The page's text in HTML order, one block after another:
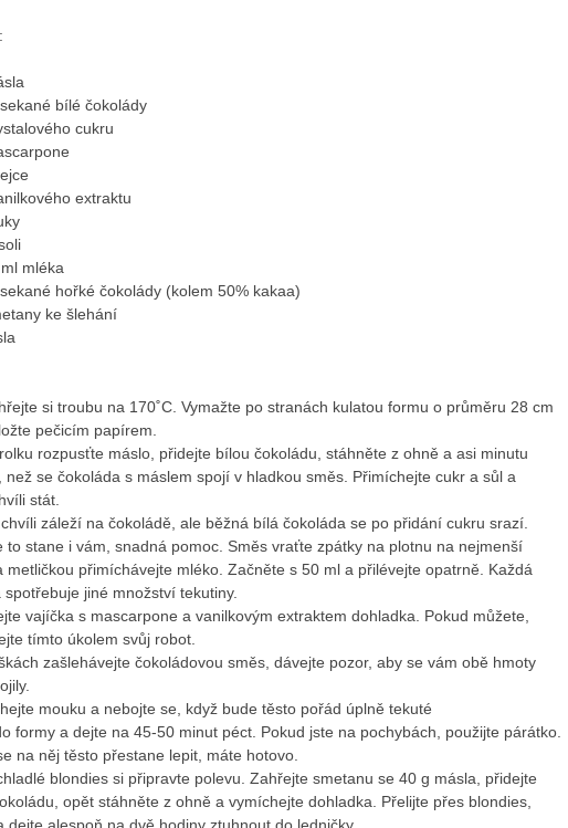
bílé čokolády
cukru
extraktu
mléka
hořké čokolády (kolem 50% kakaa)
ke šlehání
si troubu na 170˚C. Vymažte po stranách kulatou formu o průměru 28 cm
pečicím papírem.
rozpusťte máslo, přidejte bílou čokoládu, stáhněte z ohně a asi minutu
než se čokoláda s máslem spojí v hladkou směs. Přimíchejte cukr a sůl a
stát.
záleží na čokoládě, ale běžná bílá čokoláda se po přidání cukru srazí.
to stane i vám, snadná pomoc. Směs vraťte zpátky na plotnu na nejmenší
metličkou přimíchávejte mléko. Začněte s 50 ml a přilévejte opatrně. Každá
spotřebuje jiné množství tekutiny.
vajíčka s mascarpone a vanilkovým extraktem dohladka. Pokud můžete,
tímto úkolem svůj robot.
zašlehávejte čokoládovou směs, dávejte pozor, aby se vám obě hmoty
mouku a nebojte se, když bude těsto pořád úplně tekuté
formy a dejte na 45-50 minut péct. Pokud jste na pochybách, použijte párátko.
na něj těsto přestane lepit, máte hotovo.
blondies si připravte polevu. Zahřejte smetanu se 40 g másla, přidejte
opět stáhněte z ohně a vymíchejte dohladka. Přelijte přes blondies,